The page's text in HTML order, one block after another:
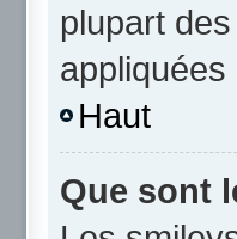
plupart
Haut
Que sont